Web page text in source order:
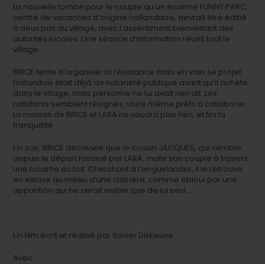
La nouvelle tombe pour le couple qu’un énorme FUNNY PARC,
centre de vacances d’origine hollandaise, devrait être édifié
à deux pas du village, avec l’assentiment bienveillant des
autorités locales. Une séance d’information réunit tout le
village.
BRICE tente d’organiser la résistance mais en vain. Le projet
hollandais était déjà de notoriété publique avant qu’il achète
dans le village, mais personne ne lui avait rien dit. Les
habitants semblent résignés, voire même prêts à collaborer.
La maison de BRICE et LARA ne vaudra plus rien, et fini la
tranquillité.
Un soir, BRICE découvre que le cousin JACQUES, qui semble
depuis le départ fasciné par LARA, mate son couple à travers
une lucarne du toit. Cherchant à l’enguirlander, il le retrouve
en extase au milieu d’une clairière, comme ébloui par une
apparition qui ne serait visible que de lui seul…
Un film écrit et réalisé par Xavier Diskeuve
Avec: